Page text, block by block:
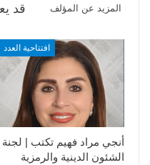
قد المزيد عن المؤلف
افتتاحية العدد
أنجي مراد فهيم تكتب | لجنة
الشئون الدينية والرمزية